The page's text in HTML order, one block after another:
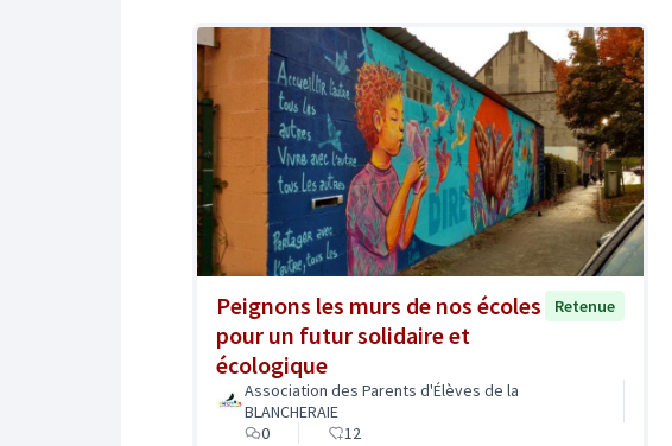
Peignons les murs de nos écoles
pour un futur solidaire et
écologique
Retenue
Association des Parents d'Élèves de la
BLANCHERAIE
0
12